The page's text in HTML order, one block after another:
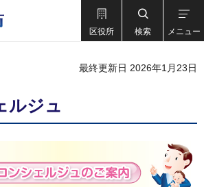
区役所 検索 メニュー
最終更新日 2026年1月23日
ルジュ